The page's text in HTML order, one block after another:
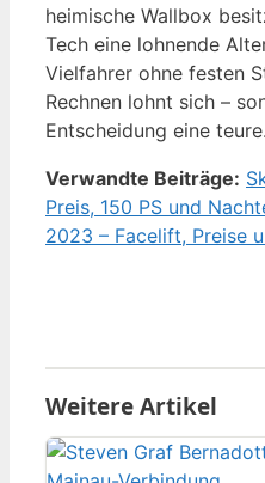
heimische Wallbox
Tech eine lohnende
Vielfahrer ohne festen
Rechnen lohnt sich –
Entscheidung eine teure.
Verwandte Beiträge:
Preis, 150 PS und
2023 – Facelift, Preise
Weitere Artikel